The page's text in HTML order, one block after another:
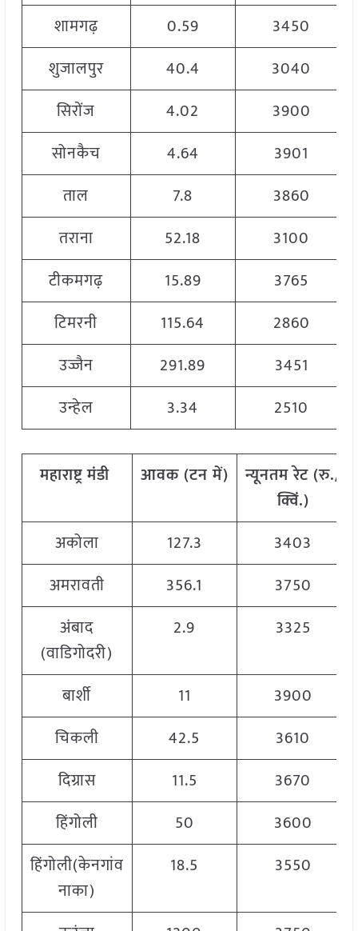
शामगढ़
0.59
3450
शुजालपुर
40.4
3040
सिरोंज
4.02
3900
सोनकैच
4.64
3901
ताल
7.8
3860
तराना
52.18
3100
टीकमगढ़
15.89
3765
टिमरनी
115.64
2860
उज्जैन
291.89
3451
उन्हेल
3.34 2510
महाराष्ट्र मंडी आवक(टनमें) न्यूनतमरेट(रु./
क्विं.)
अकोला 127.3
3403
अमरावती
356.1
3750
अंबाद
(वाडिगोदरी)
2.9 3325
बार्शी 11
3900
चिकली
42.5
3610
दिग्रास
11.5
3670
हिंगोली
50
3600
हिंगोली(केनगांव
नाका)
18.5 3550